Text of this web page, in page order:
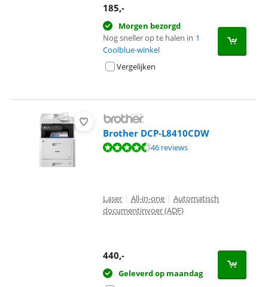
185,-
Morgen bezorgd
Nog sneller op te halen in 1
Coolblue-winkel
Vergelijken
Brother DCP-L8410CDW
Beoordeling is 8,6 van de 10, gebaseerd op 46 reviews.
46 reviews
Laser | All-in-one | Automatisch
documentinvoer (ADF)
440,-
Geleverd op maandag